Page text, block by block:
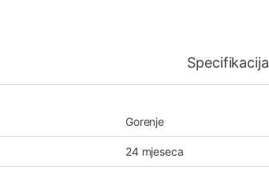
Specifikacija
Gorenje
24 mjeseca